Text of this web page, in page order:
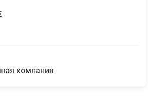
компания